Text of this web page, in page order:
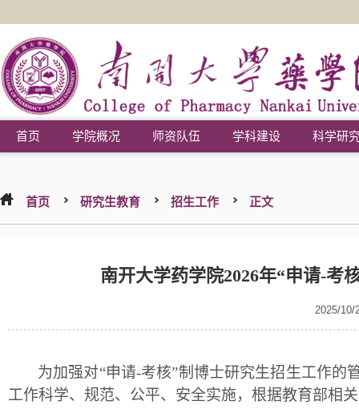
首页 学院概况 师资队伍 学科建设 科学研
首页 研究生教育 招生工作 正文
南开大学药学院2026年“申请-考
2025/10/
为加强对“申请-考核”制博士研究生招生工作的
工作科学、规范、公平、安全实施，根据教育部相